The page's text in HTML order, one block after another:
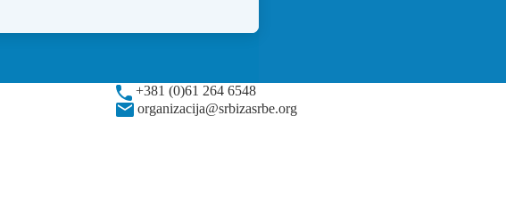
+381 (0)61 264 6548
organizacija@srbizasrbe.org